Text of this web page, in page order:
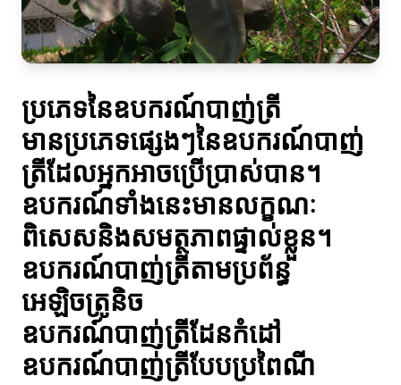
ប្រភេទនៃឧបករណ៍បាញ់ត្រី
មានប្រភេទផ្សេងៗនៃឧបករណ៍បាញ់
ត្រីដែលអ្នកអាចប្រើប្រាស់បាន។
ឧបករណ៍ទាំងនេះមានលក្ខណៈ
ពិសេសនិងសមត្ថភាពផ្ទាល់ខ្លួន។
ឧបករណ៍បាញ់ត្រីតាមប្រព័ន្ធ
អេឡិចត្រូនិច
ឧបករណ៍បាញ់ត្រីដែនកំដៅ
ឧបករណ៍បាញ់ត្រីបែបប្រពៃណី